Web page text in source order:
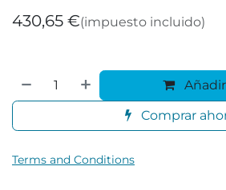
430,65 €(impuesto incluido)
Comprar
Terms and Conditions